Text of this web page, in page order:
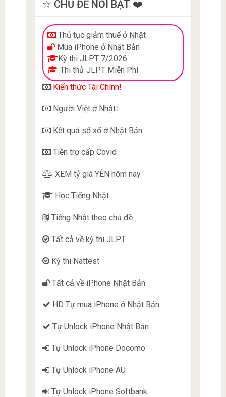
☆ CHỦ ĐỀ NỔI BẬT ❤️
Thủ tục giảm thuế ở Nhật
Mua iPhone ở Nhật Bản
Kỳ thi JLPT 7/2026
Thi thử JLPT Miễn Phí
Kiến thức Tài Chính!
Người Việt ở Nhật!
Kết quả sổ xố ở Nhật Bản
Tiền trợ cấp Covid
XEM tỷ giá YÊN hôm nay
Học Tiếng Nhật
Tiếng Nhật theo chủ đề
Tất cả về kỳ thi JLPT
Kỳ thi Nattest
Tất cả về iPhone Nhật Bản
HD Tự mua iPhone ở Nhật Bản
Tự Unlock iPhone Nhật Bản
Tự Unlock iPhone Docomo
Tự Unlock iPhone AU
Tự Unlock iPhone Softbank